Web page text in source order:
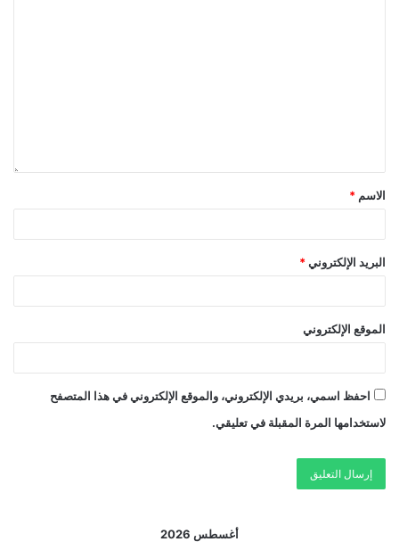
الاسم *
البريد الإلكتروني *
الموقع الإلكتروني
احفظ اسمي، بريدي الإلكتروني، والموقع الإلكتروني في هذا المتصفح
لاستخدامها المرة المقبلة في تعليقي.
أغسطس 2026